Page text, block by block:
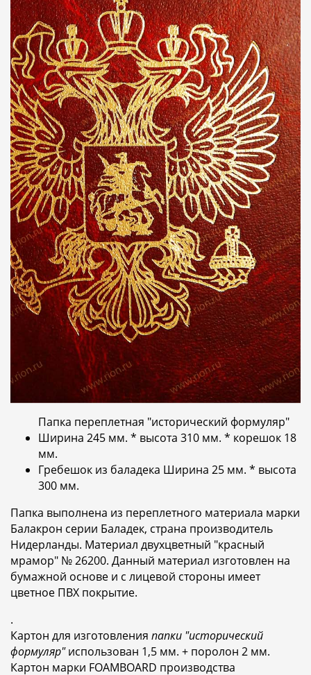
Папка переплетная "исторический формуляр"
Ширина 245 мм. * высота 310 мм. * корешок 18
мм.
Гребешок из баладека Ширина 25 мм. * высота
300 мм.
Папка выполнена из переплетного материала марки
Балакрон серии Баладек, страна производитель
Нидерланды. Материал двухцветный "красный
мрамор" № 26200. Данный материал изготовлен на
бумажной основе и с лицевой стороны имеет
цветное ПВХ покрытие.
.
Картон для изготовления папки "исторический
формуляр"использован 1,5 мм. + поролон 2 мм.
Картон марки FOAMBOARD производства